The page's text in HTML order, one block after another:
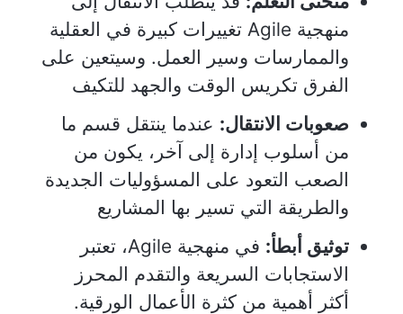
منهجية Agile تغييرات كبيرة في العقلية
والممارسات وسير العمل. وسيتعين على
الفرق تكريس الوقت والجهد للتكيف
صعوبات الانتقال: عندما ينتقل قسم ما
من أسلوب إدارة إلى آخر، يكون من
الصعب التعود على المسؤوليات الجديدة
والطريقة التي تسير بها المشاريع
توثيق أبطأ:
في منهجية Agile، تعتبر
الاستجابات السريعة والتقدم المحرز
أكثر أهمية من كثرة الأعمال الورقية.